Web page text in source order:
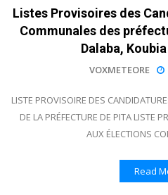
Listes Provisoires des
Communales des
Dalaba,
VOXMETEORE
LISTE PROVISOIRE DES
DE LA PRÉFECTURE DE PITA LISTE
AUX ÉLECTIONS
Read